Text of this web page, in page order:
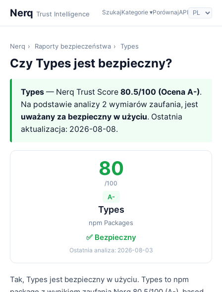
Nerq Trust Intelligence SzukajKategorie ▾PorównajAPI
Nerq › Raporty bezpieczeństwa › Types
Czy Types jest bezpieczny?
Types — Nerq Trust Score 80.5/100 (Ocena A-).
Na podstawie analizy 2 wymiarów zaufania, jest
uważany za bezpieczny w użyciu. Ostatnia
aktualizacja: 2026-08-08.
80
/100
A-
Types
npm Packages
✅ Bezpieczny
Ostatnia analiza: 2026-08-03
Tak, Types jest bezpieczny w użyciu. Types to npm